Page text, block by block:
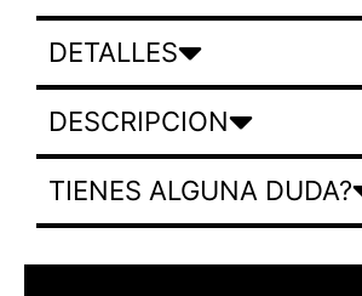
DETALLES
DESCRIPCION
TIENES ALGUNA DUDA?